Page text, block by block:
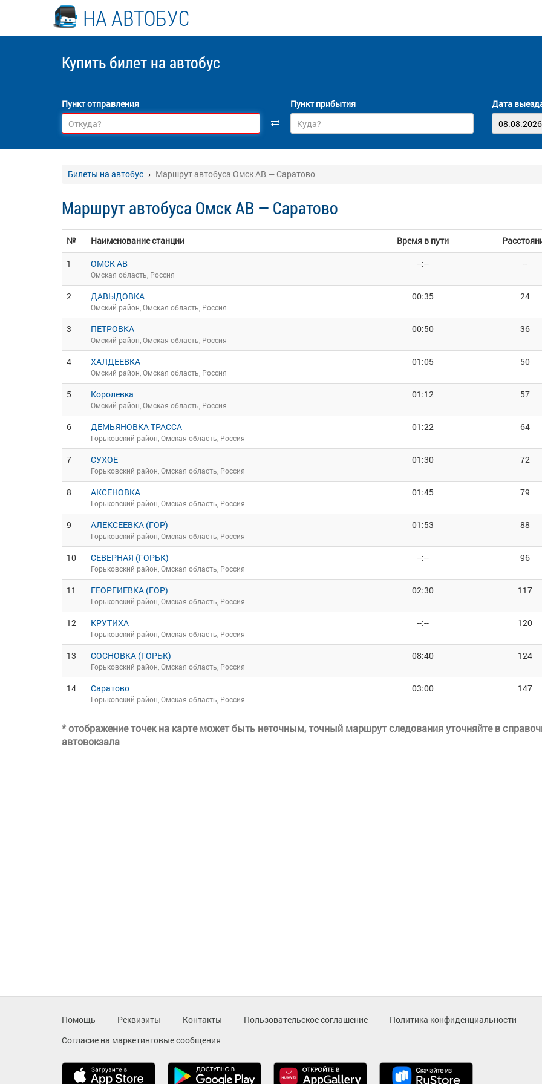
НА АВТОБУС
Купить билет на автобус
Пункт отправления Пункт прибытия Дата
Билеты на автобус Маршрут автобуса Омск АВ — Саратово
Маршрут автобуса Омск АВ — Саратово
№ Наименование станции Время в пути
1
ОМСК АВ
Омская область, Россия
--:-- --
2 ДАВЫДОВКА
Омский район, Омская область, Россия
00:35 24
3 ПЕТРОВКА
Омский район, Омская область, Россия
00:50 36
4 ХАЛДЕЕВКА
Омский район, Омская область, Россия
01:05 50
5 Королевка
Омский район, Омская область, Россия
01:12 57
6 ДЕМЬЯНОВКА ТРАССА
Горьковский район, Омская область, Россия
01:22 64
7 СУХОЕ
Горьковский район, Омская область, Россия
01:30 72
8 АКСЕНОВКА
Горьковский район, Омская область, Россия
01:45 79
9 АЛЕКСЕЕВКА (ГОР)
Горьковский район, Омская область, Россия
01:53 88
10 СЕВЕРНАЯ (ГОРЬК)
Горьковский район, Омская область, Россия
--:-- 96
11 ГЕОРГИЕВКА (ГОР)
Горьковский район, Омская область, Россия
02:30 117
12 КРУТИХА
Горьковский район, Омская область, Россия
--:-- 120
13 СОСНОВКА (ГОРЬК)
Горьковский район, Омская область, Россия
08:40 124
14 Саратово
Горьковский район, Омская область, Россия
03:00 147
* отображение точек на карте может быть неточным, точный маршрут следования уточняйте в
автовокзала
Помощь Реквизиты Контакты Пользовательское соглашение
Политика конфиденциальности
Согласие на маркетинговые сообщения